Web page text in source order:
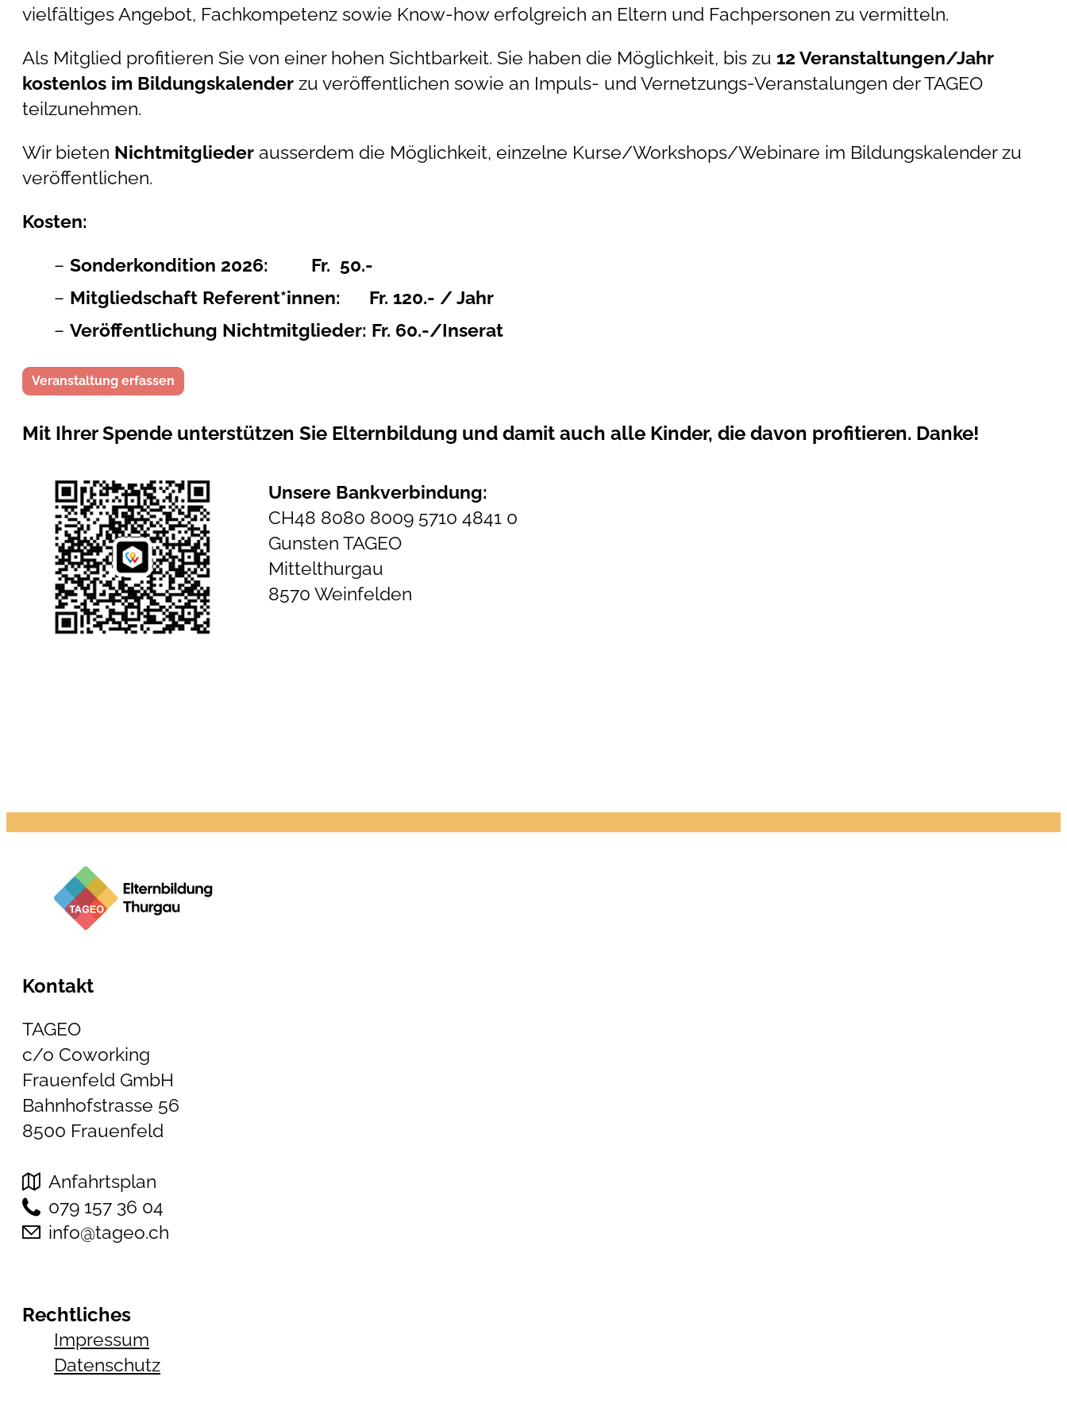
vielfältiges Angebot, Fachkompetenz sowie Know-how erfolgreich an Eltern und Fachpersonen zu vermitteln.
Als Mitglied profitieren Sie von einer hohen Sichtbarkeit. Sie haben die Möglichkeit, bis zu 12 Veranstaltungen/Jahr
kostenlos im Bildungskalender zu veröffentlichen sowie an Impuls- und Vernetzungs-Veranstalungen der TAGEO
teilzunehmen.
Wir bieten Nichtmitglieder ausserdem die Möglichkeit, einzelne Kurse/Workshops/Webinare im Bildungskalender zu
veröffentlichen.
Kosten:
Sonderkondition 2026: Fr. 50.-
Mitgliedschaft Referent*innen: Fr. 120.- / Jahr
Veröffentlichung Nichtmitglieder: Fr. 60.-/Inserat
Veranstaltung erfassen
Mit Ihrer Spende unterstützen Sie Elternbildung und damit auch alle Kinder, die davon profitieren. Danke!
Unsere Bankverbindung:
CH48 8080 8009 5710 4841 0
Gunsten TAGEO
Mittelthurgau
8570 Weinfelden
Kontakt
TAGEO
c/o Coworking
Frauenfeld GmbH
Bahnhofstrasse 56
8500 Frauenfeld
Anfahrtsplan
079 157 36 04
info@tageo.ch
Rechtliches
Impressum
Datenschutz